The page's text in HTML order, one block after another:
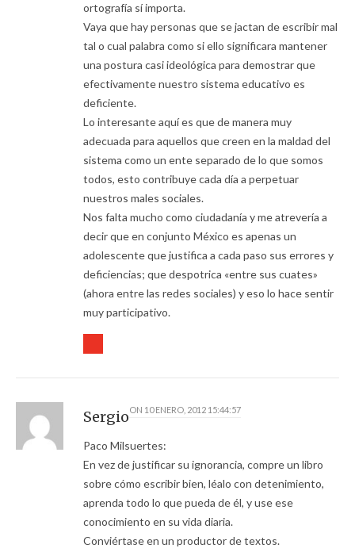
ortografía sí importa.
Vaya que hay personas que se jactan de escribir mal
tal o cual palabra como si ello significara mantener
una postura casi ideológica para demostrar que
efectivamente nuestro sistema educativo es
deficiente.
Lo interesante aquí es que de manera muy
adecuada para aquellos que creen en la maldad del
sistema como un ente separado de lo que somos
todos, esto contribuye cada día a perpetuar
nuestros males sociales.
Nos falta mucho como ciudadanía y me atrevería a
decir que en conjunto México es apenas un
adolescente que justifica a cada paso sus errores y
deficiencias; que despotrica «entre sus cuates»
(ahora entre las redes sociales) y eso lo hace sentir
muy participativo.
SergioON 10 ENERO, 2012 15:44:57
Paco Milsuertes:
En vez de justificar su ignorancia, compre un libro
sobre cómo escribir bien, léalo con detenimiento,
aprenda todo lo que pueda de él, y use ese
conocimiento en su vida diaria.
Conviértase en un productor de textos.